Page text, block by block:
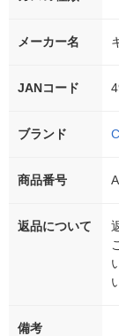
メーカー名
JANコード
ブランド
商品番号
返品について
備考